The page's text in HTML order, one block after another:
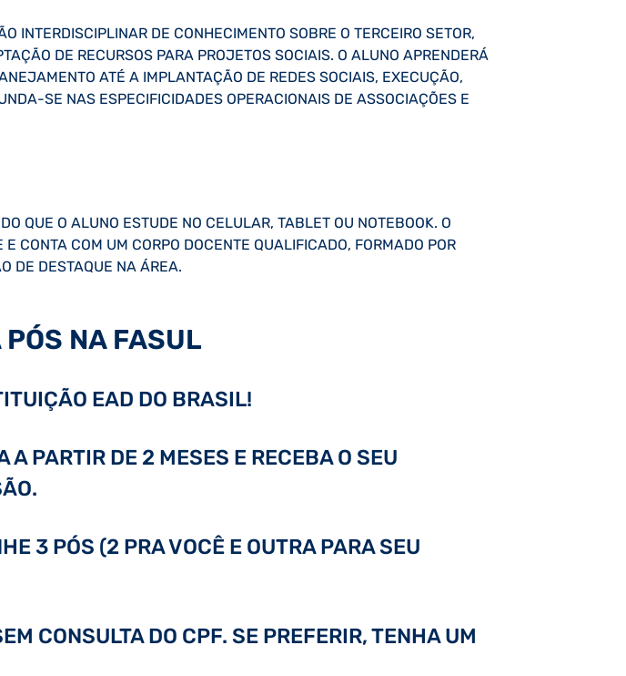
INTERDISCIPLINAR DE CONHECIMENTO SOBRE O TERCEIRO SETOR,
DE RECURSOS PARA PROJETOS SOCIAIS. O ALUNO APRENDERÁ
ATÉ A IMPLANTAÇÃO DE REDES SOCIAIS, EXECUÇÃO,
SE NAS ESPECIFICIDADES OPERACIONAIS DE ASSOCIAÇÕES E
QUE O ALUNO ESTUDE NO CELULAR, TABLET OU NOTEBOOK. O
CONTA COM UM CORPO DOCENTE QUALIFICADO, FORMADO POR
DE DESTAQUE NA ÁREA.
NA FASUL
EAD DO BRASIL!
PARTIR DE 2 MESES E RECEBA O SEU
3 PÓS (2 PRA VOCÊ E OUTRA PARA SEU
CONSULTA DO CPF. SE PREFERIR, TENHA UM